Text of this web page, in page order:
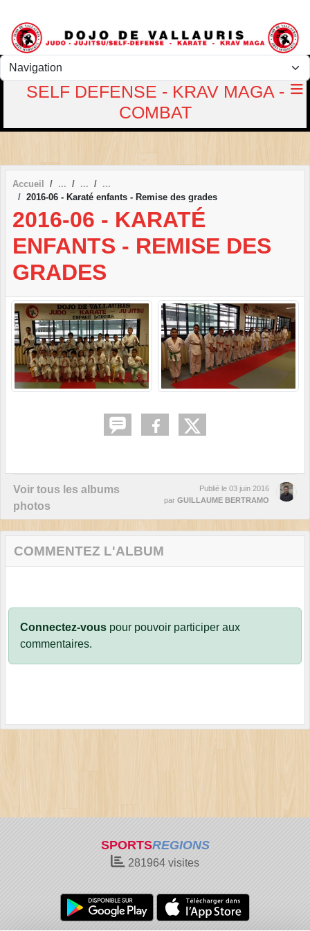
SELF DEFENSE - KRAV MAGA -
COMBAT
Accueil
2016-06 - Karaté enfants - Remise des grades
2016-06 - KARATÉ
ENFANTS - REMISE DES
GRADES
Voir tous les albums
photos
Publié le 03 juin 2016
par GUILLAUME BERTRAMO
COMMENTEZ L'ALBUM
Connectez-vous pour pouvoir participer aux
commentaires.
SPORTSREGIONS
281964 visites